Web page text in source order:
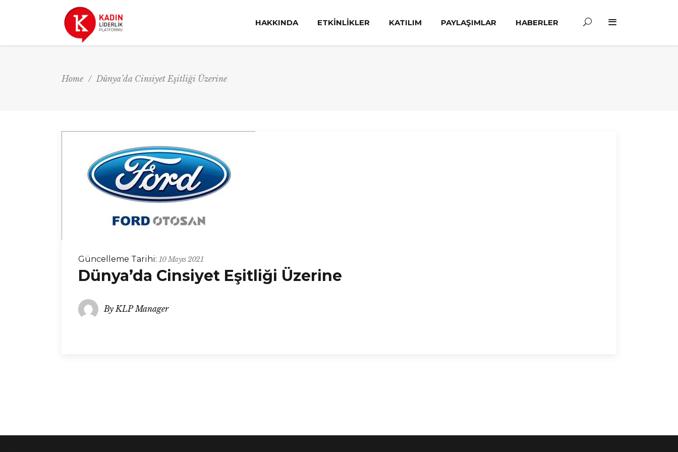
HAKKINDA ETKİNLİKLER KATILIM PAYLAŞIMLAR HABERLER
Home / Dünya’da Cinsiyet Eşitliği Üzerine
Güncelleme Tarihi: 10 Mayıs 2021
Dünya’da Cinsiyet Eşitliği Üzerine
By KLP Manager